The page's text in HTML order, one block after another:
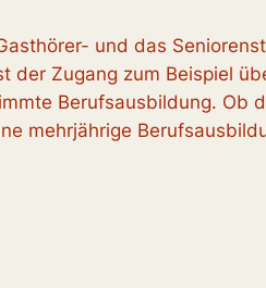
und das
der Zugang zum Beispiel
Berufsausbildung. Ob
mehrjährige